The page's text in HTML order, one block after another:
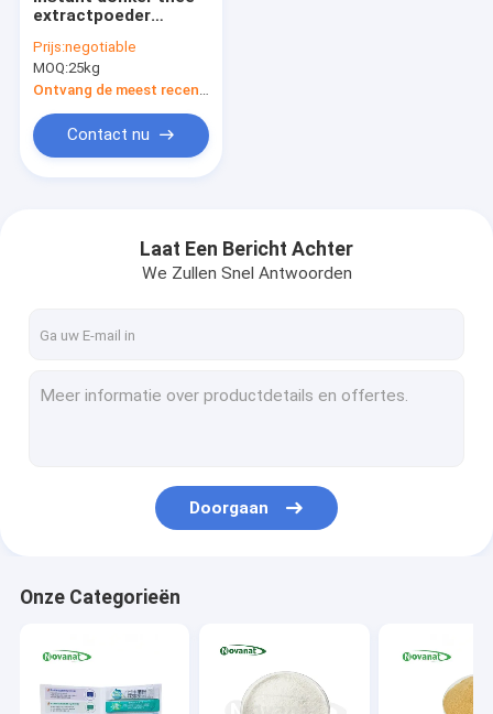
Huis
Videos
extractpoeder
polyfenolen/schoon
etiket
Prijs:negotiable
MOQ:25kg
Contact nu
Laat Een Bericht Achter
We Zullen Snel Antwoorden
Doorgaan
Onze Categorieën